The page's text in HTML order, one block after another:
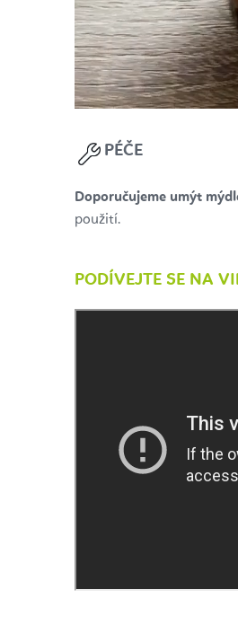
PÉČE
Doporučujeme umýt
použití.
PODÍVEJTE SE NA